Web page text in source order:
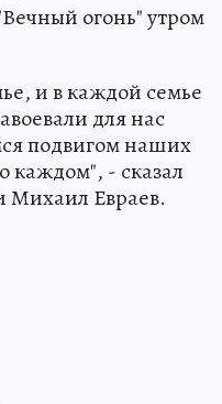
огонь" утром
и в каждой семье
для нас
подвигом наших
каждом", - сказал
Михаил Евраев.